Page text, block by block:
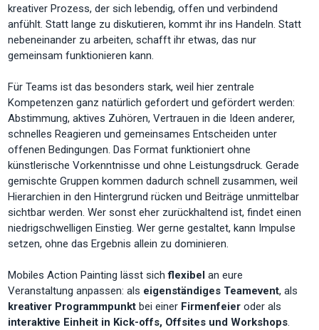
kreativer Prozess, der sich lebendig, offen und verbindend
anfühlt. Statt lange zu diskutieren, kommt ihr ins Handeln. Statt
nebeneinander zu arbeiten, schafft ihr etwas, das nur
gemeinsam funktionieren kann.
Für Teams ist das besonders stark, weil hier zentrale
Kompetenzen ganz natürlich gefordert und gefördert werden:
Abstimmung, aktives Zuhören, Vertrauen in die Ideen anderer,
schnelles Reagieren und gemeinsames Entscheiden unter
offenen Bedingungen. Das Format funktioniert ohne
künstlerische Vorkenntnisse und ohne Leistungsdruck. Gerade
gemischte Gruppen kommen dadurch schnell zusammen, weil
Hierarchien in den Hintergrund rücken und Beiträge unmittelbar
sichtbar werden. Wer sonst eher zurückhaltend ist, findet einen
niedrigschwelligen Einstieg. Wer gerne gestaltet, kann Impulse
setzen, ohne das Ergebnis allein zu dominieren.
Mobiles Action Painting lässt sichflexibelan eure
Veranstaltung anpassen: als eigenständiges Teamevent, als
kreativer Programmpunktbei einer Firmenfeieroder als
interaktive Einheit in Kick-offs, Offsites und Workshops.